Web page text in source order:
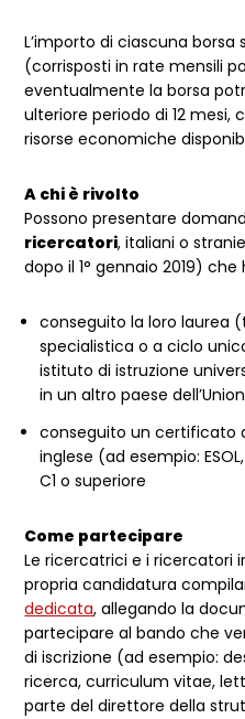
L’importo di ciascuna borsa
(corrisposti in rate mensili
eventualmente la borsa
ulteriore periodo di 12
risorse economiche
A chi è rivolto
Possono presentare
ricercatori, italiani o
dopo il 1° gennaio 2019) che
conseguito la loro laurea
specialistica o a ciclo
istituto di istruzione
in un altro paese
conseguito un certificato
inglese (ad esempio: ESOL,
C1 o superiore
Come partecipare
Le ricercatrici e i ricercatori
propria candidatura
dedicata, allegando la
partecipare al bando che
di iscrizione (ad esempio:
ricerca, curriculum vitae,
parte del direttore della